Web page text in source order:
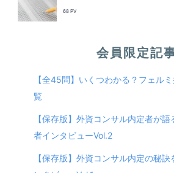
68 PV
会員限定記
【全45問】いくつわかる？フェル
覧
【保存版】外資コンサル内定者が
者インタビューVol.2
【保存版】外資コンサル内定の秘